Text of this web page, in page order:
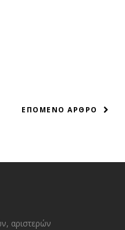
ΕΠΟΜΕΝΟ ΑΡΘΡΟ
αριστερών